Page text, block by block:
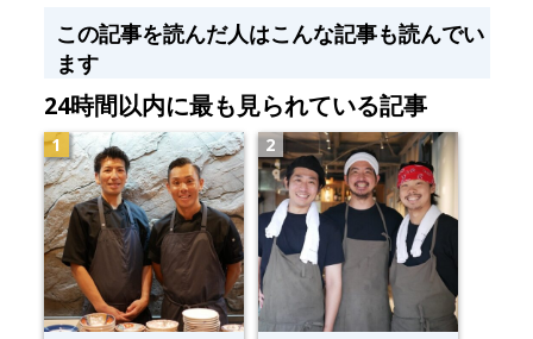
この記事を読んだ人はこんな記事も読んでい
ます
24時間以内に最も見られている記事